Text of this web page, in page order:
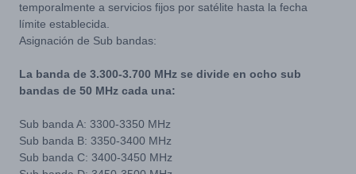
temporalmente a servicios fijos por satélite hasta la fecha
límite establecida.
Asignación de Sub bandas:
La banda de 3.300-3.700 MHz se divide en ocho sub
bandas de 50 MHz cada una:
Sub banda A: 3300-3350 MHz
Sub banda B: 3350-3400 MHz
Sub banda C: 3400-3450 MHz